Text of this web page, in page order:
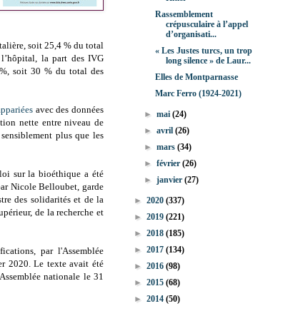
soit 25,4 % du total
la part des IVG
soit 30 % du total des
avec des données
nette entre niveau de
plus que les
sur la bioéthique a été
Nicole Belloubet, garde
des solidarités et de la
de la recherche et
par l'Assemblée
2020. Le texte avait été
nationale le 31
Rassemblement
crépusculaire à l’appel
d’organisati...
« Les Justes turcs, un trop
long silence » de Laur...
Elles de Montparnasse
Marc Ferro (1924-2021)
►mai(24)
►avril(26)
►mars(34)
►février(26)
►janvier(27)
► 2020 (337)
► 2019 (221)
► 2018 (185)
► 2017 (134)
► 2016 (98)
► 2015 (68)
► 2014 (50)